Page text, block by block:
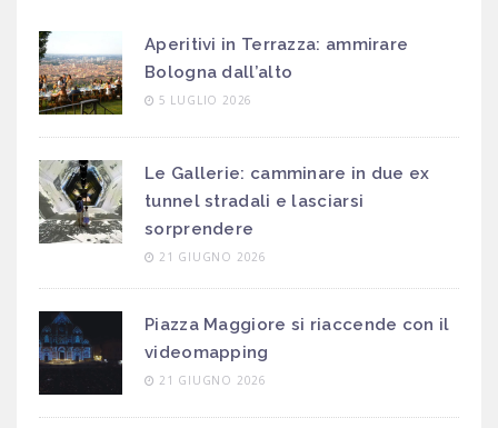
Aperitivi in Terrazza: ammirare
Bologna dall’alto
5 LUGLIO 2026
Le Gallerie: camminare in due ex
tunnel stradali e lasciarsi
sorprendere
21 GIUGNO 2026
Piazza Maggiore si riaccende con il
videomapping
21 GIUGNO 2026